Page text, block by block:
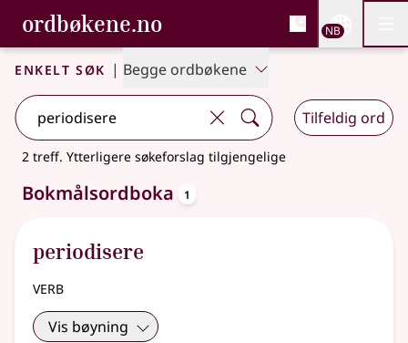
Gå til hovedinnhold
Tilgjengelighet
ordbøkene.no, Bokmålsordboka og
Bokmålsordboka og Nynorskordboka
NB
Enkelt søk | Begge ordbøkene
Tilfeldig ord
2 treff. Ytterligere søkeforslag tilgjengelige
Bokmålsordboka 1
periodisere
verb
Vis bøyning